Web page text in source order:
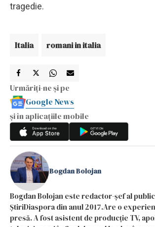
tragedie.
Italia romani in italia
Urmăriți-ne și pe
Google News
și în aplicațiile mobile
Bogdan Bolojan
Bogdan Bolojan este redactor-șef al
ȘtiriDiaspora din anul 2017.Are o
presă. A fost asistent de producție TV,